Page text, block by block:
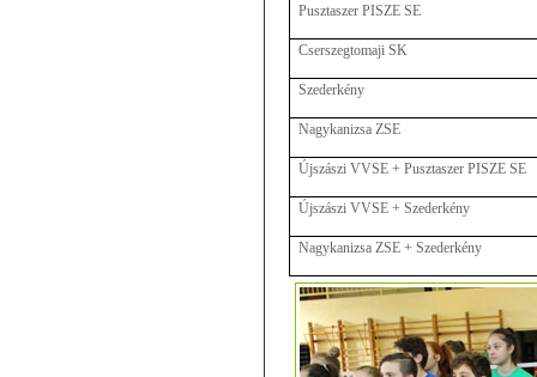
Pusztaszer PISZE SE
Cserszegtomaji SK
Szederkény
Nagykanizsa ZSE
Újszászi VVSE + Pusztaszer PISZE SE
Újszászi VVSE + Szederkény
Nagykanizsa ZSE + Szederkény